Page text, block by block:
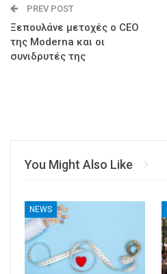
PREV POST
Ξεπουλάνε μετοχές ο CEO
της Moderna και οι
συνιδρυτές της
You Might Also Like
NEWS